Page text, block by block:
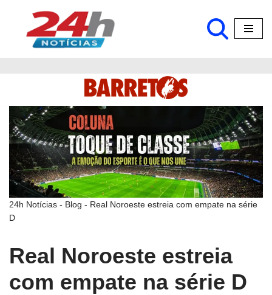
Pular
24h Notícias - Blog - Real Noroeste estreia com empate na série
D
Real Noroeste estreia
com empate na série D